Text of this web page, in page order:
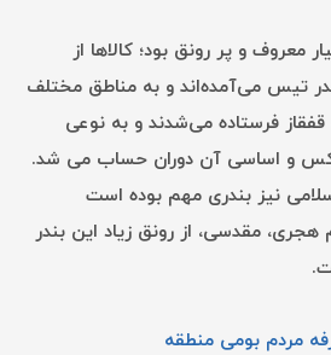
و پر رونق بود؛ کالاها از
تیس می‌آمده‌اند و به مناطق مختلف
قفقاز فرستاده می‌شدند و به نوعی
لوکس و اساسی آن دوران حساب می شد.
نیز بندری مهم بوده است
مقدسی، از رونق زیاد این بندر
مردم بومی منطقه